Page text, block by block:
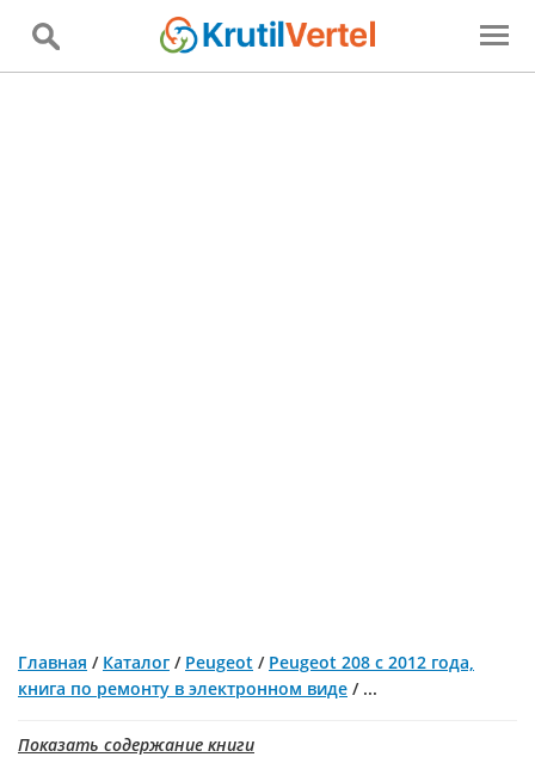
Главная / Каталог / Peugeot / Peugeot 208 с 2012 года,
книга по ремонту в электронном виде / ...
Показать содержание книги